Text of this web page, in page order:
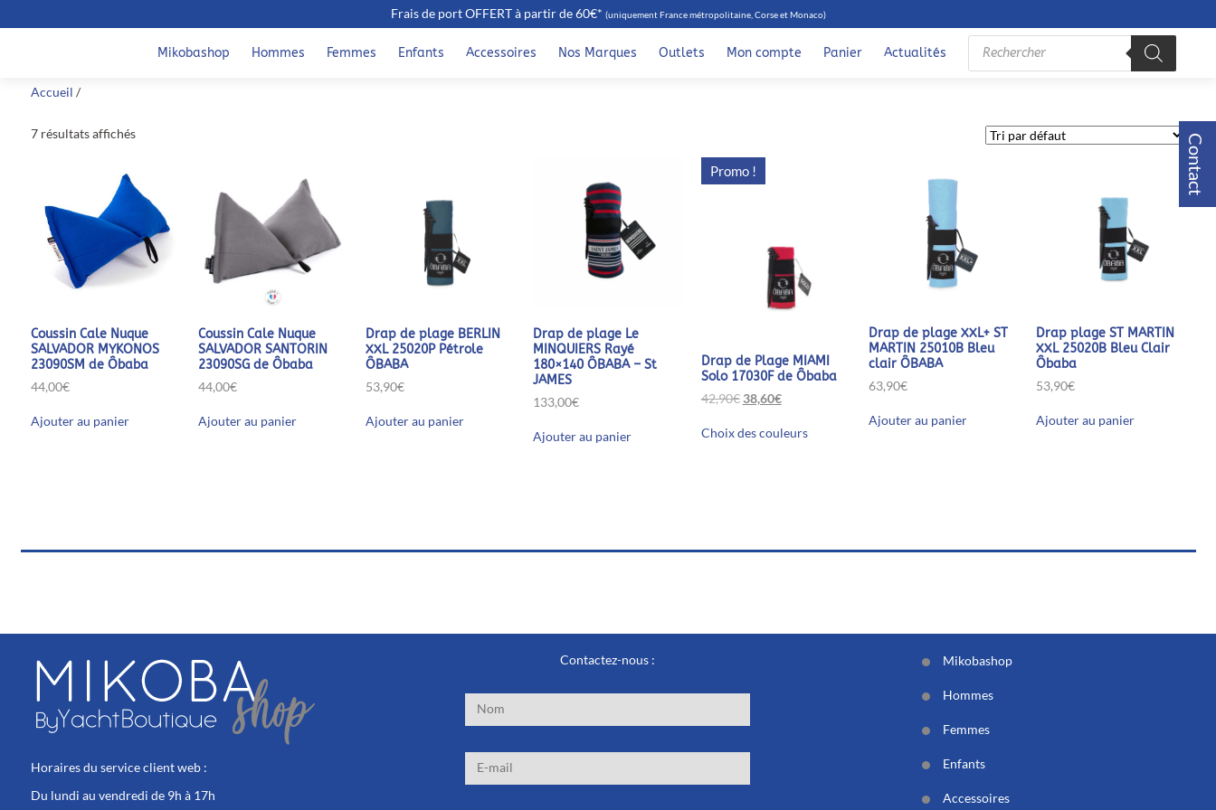
Contact
Frais de port OFFERT à partir de 60€* (uniquement France métropolitaine, Corse et Monaco)
Mikobashop Hommes Femmes Enfants Accessoires Nos Marques Outlets Mon compte Panier Actualités
Recherche
de
Accueil /
7 résultats affichés
Coussin Cale Nuque
SALVADOR MYKONOS
23090SM de Ôbaba
44,00€
Ajouter au panier
Coussin Cale Nuque
SALVADOR SANTORIN
23090SG de Ôbaba
44,00€
Ajouter au panier
Drap de plage BERLIN
XXL 25020P Pétrole
ÔBABA
53,90€
Ajouter au panier
Drap de plage Le
MINQUIERS Rayé
180×140 ÔBABA – St
JAMES
133,00€
Ajouter au panier
Promo !
Drap de Plage MIAMI
Solo 17030F de Ôbaba
42,90€ Le
initial
38,60€Le
actuel
Choix des couleursproduit
choisies
produit
Drap de plage XXL+ ST
MARTIN 25010B Bleu
clair ÔBABA
63,90€
Ajouter au panier
Drap plage ST MARTIN
XXL 25020B Bleu Clair
Ôbaba
53,90€
Ajouter au panier
Horaires du service client web :
Du lundi au vendredi de 9h à 17h
Contactez-nous : Mikobashop
Hommes
Femmes
Enfants
Accessoires